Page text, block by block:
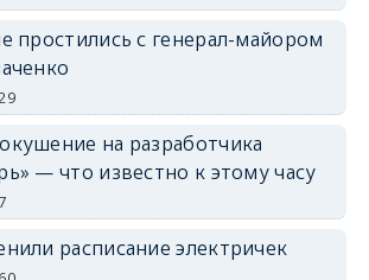
простились с генерал-майором
на разработчика
— что известно к этому часу
расписание электричек